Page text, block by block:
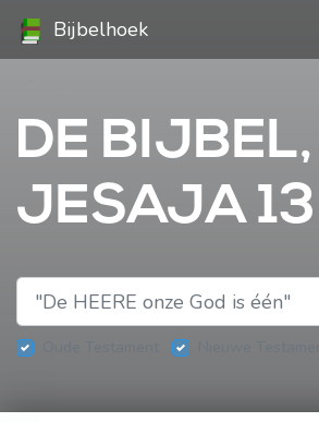
Bijbelhoek
DE BIJBEL,
JESAJA 13